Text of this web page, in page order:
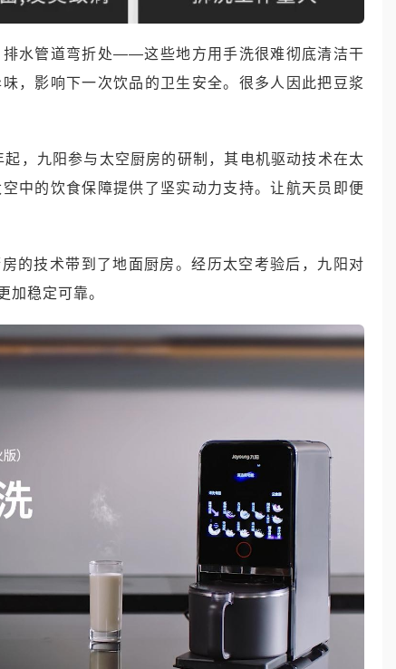
水管道弯折处——这些地方用手洗很难彻底清洁干
，影响下一次饮品的卫生安全。很多人因此把豆浆
，九阳参与太空厨房的研制，其电机驱动技术在太
中的饮食保障提供了坚实动力支持。让航天员即便
的技术带到了地面厨房。经历太空考验后，九阳对
加稳定可靠。